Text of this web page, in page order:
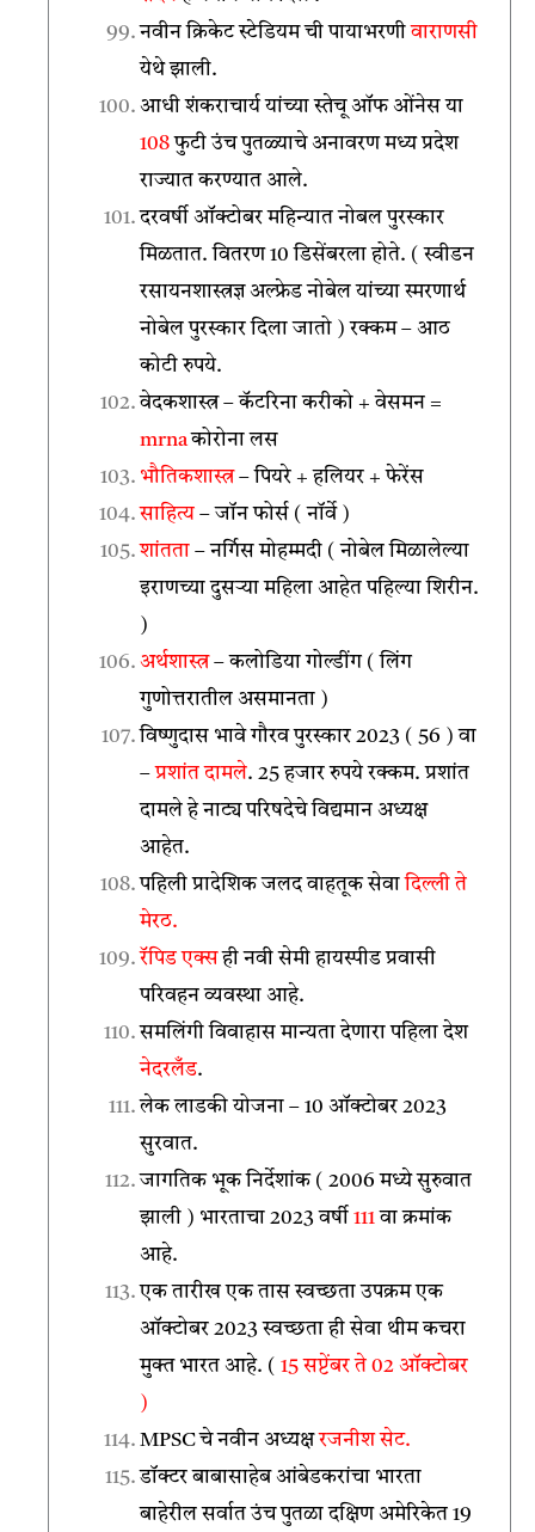
नवीन क्रिकेट स्टेडियम ची पायाभरणीवाराणसी
येथे झाली.
आधी शंकराचार्य यांच्या स्तेचू ऑफ ओंनेस या
108फुटी उंच पुतळ्याचे अनावरण मध्य प्रदेश
राज्यात करण्यात आले.
दरवर्षी ऑक्टोबर महिन्यात नोबल पुरस्कार
मिळतात. वितरण 10 डिसेंबरला होते. ( स्वीडन
रसायनशास्त्रज्ञ अल्फ्रेड नोबेल यांच्या स्मरणार्थ
नोबेल पुरस्कार दिला जातो ) रक्कम – आठ
कोटी रुपये.
वेदकशास्त्र – कॅटरिना करीको + वेसमन =
mrnaकोरोना लस
भौतिकशास्त्र– पियरे + हलियर + फेरेंस
साहित्य – जॉन फोर्स ( नॉर्वे )
शांतता – नर्गिस मोहम्मदी ( नोबेल मिळालेल्या
इराणच्या दुसऱ्या महिला आहेत पहिल्या शिरीन.
)
अर्थशास्त्र– कलोडिया गोल्डींग ( लिंग
गुणोत्तरातील असमानता )
विष्णुदास भावे गौरव पुरस्कार 2023 ( 56 ) वा
–प्रशांत दामले. 25 हजार रुपये रक्कम. प्रशांत
दामले हे नाट्य परिषदेचे विद्यमान अध्यक्ष
आहेत.
पहिली प्रादेशिक जलद वाहतूक सेवादिल्ली ते
मेरठ.
रॅपिड एक्सही नवी सेमी हायस्पीड प्रवासी
परिवहन व्यवस्था आहे.
समलिंगी विवाहास मान्यता देणारा पहिला देश
नेदरलँड.
लेक लाडकी योजना – 10 ऑक्टोबर 2023
सुरवात.
जागतिक भूक निर्देशांक ( 2006 मध्ये सुरुवात
झाली ) भारताचा 2023 वर्षी 111वा क्रमांक
आहे.
एक तारीख एक तास स्वच्छता उपक्रम एक
ऑक्टोबर 2023 स्वच्छता ही सेवा थीम कचरा
मुक्त भारत आहे. ( 15 सप्टेंबर ते 02 ऑक्टोबर
)
MPSC चे नवीन अध्यक्षरजनीश सेट.
डॉक्टर बाबासाहेब आंबेडकरांचा भारता
बाहेरील सर्वात उंच पुतळा दक्षिण अमेरिकेत 19